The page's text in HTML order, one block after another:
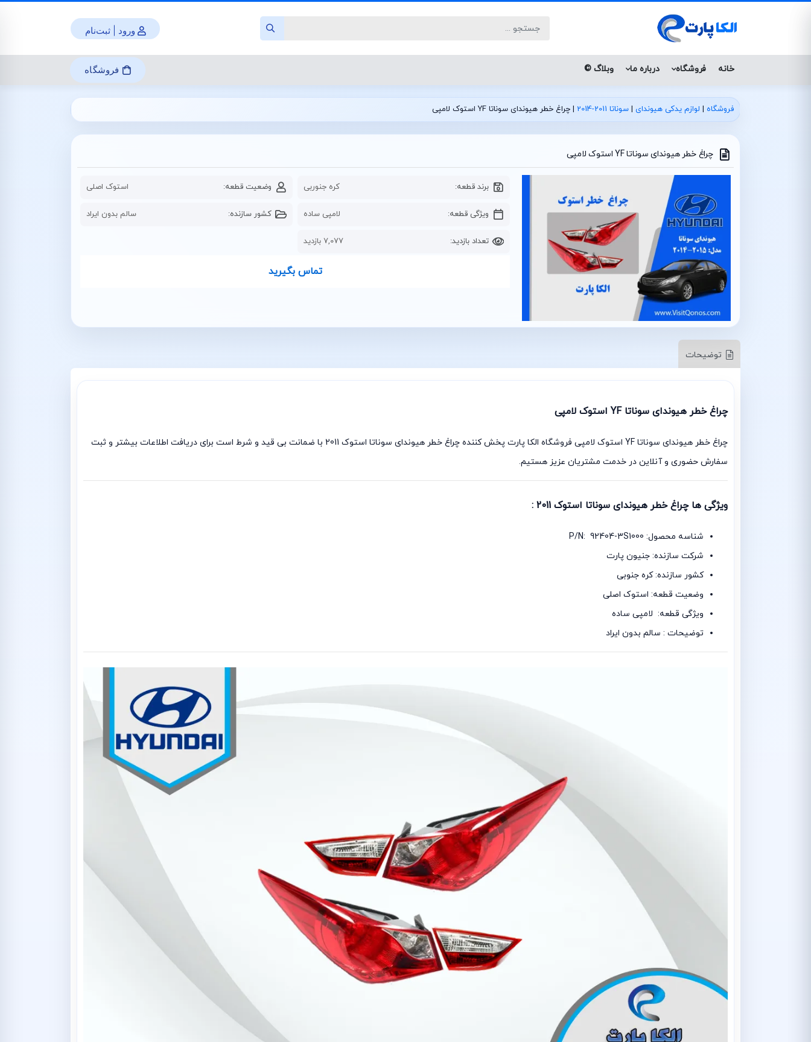
ورود | ثبت‌نام
خانه فروشگاه درباره ما وبلاگ © فروشگاه
فروشگاه | لوازم یدکی هیوندای | سوناتا 2011-2014 | چراغ خطر هیوندای سوناتا YF استوک لامپی
چراغ خطر هیوندای سوناتا YF استوک لامپی
برند قطعه: کره جنوربی وضعیت قطعه: استوک اصلی
ویژگی قطعه: لامپی ساده کشور سازنده: سالم بدون ایراد
تعداد بازدید: 7,077 بازدید
تماس بگیرید
توضیحات
چراغ خطر هیوندای سوناتا YF استوک لامپی
چراغ خطر هیوندای سوناتا YF استوک لامپی فروشگاه الکا پارت پخش کننده چراغ خطر هیوندای سوناتا استوک 2011 با ضمانت بی قید و شرط است برای دریافت اطلاعات بیشتر و ثبت
سفارش حضوری و آنلاین در خدمت مشتریان عزیز هستیم.
ویژگی ها چراغ خطر هیوندای سوناتا استوک 2011 :
شناسه محصول: P/N: 92404-3S1000
شرکت سازنده: جنیون پارت
کشور سازنده: کره جنوبی
وضعیت قطعه: استوک اصلی
ویژگی قطعه: لامپی ساده
توضیحات : سالم بدون ایراد